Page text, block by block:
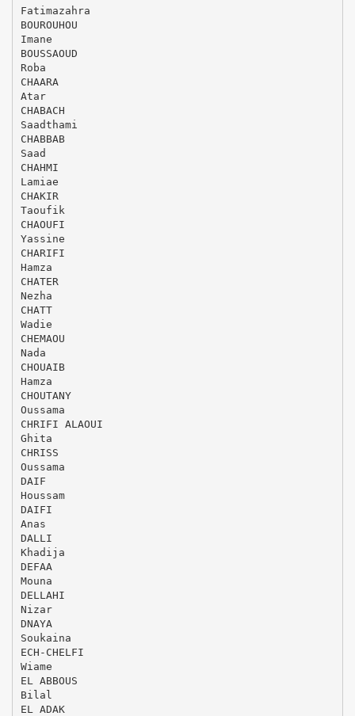
Fatimazahra
BOUROUHOU
Imane
BOUSSAOUD
Roba
CHAARA
Atar
CHABACH
Saadthami
CHABBAB
Saad
CHAHMI
Lamiae
CHAKIR
Taoufik
CHAOUFI
Yassine
CHARIFI
Hamza
CHATER
Nezha
CHATT
Wadie
CHEMAOU
Nada
CHOUAIB
Hamza
CHOUTANY
Oussama
CHRIFI ALAOUI
Ghita
CHRISS
Oussama
DAIF
Houssam
DAIFI
Anas
DALLI
Khadija
DEFAA
Mouna
DELLAHI
Nizar
DNAYA
Soukaina
ECH-CHELFI
Wiame
EL ABBOUS
Bilal
EL ADAK